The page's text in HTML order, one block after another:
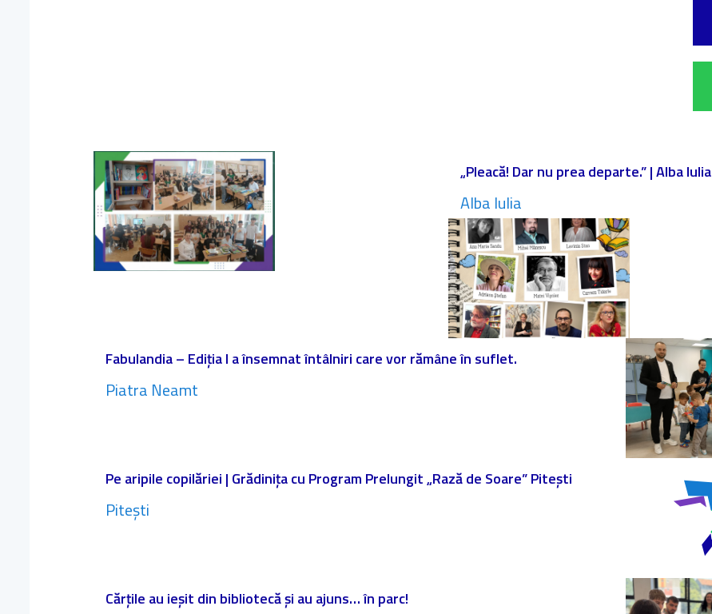
„Pleacă! Dar nu prea departe.” | Alba Iulia
Alba Iulia
Fabulandia – Ediția I a însemnat întâlniri care vor rămâne în suflet.
Piatra Neamt
Pe aripile copilăriei | Grădinița cu Program Prelungit „Rază de Soare” Pitești
Pitești
Cărțile au ieșit din bibliotecă și au ajuns… în parc!